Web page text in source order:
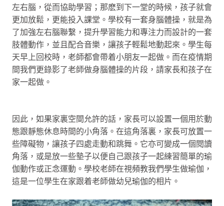
左右腦，從而協助學習；那麽到下一堂的時候，孩子就會
更加放鬆，更能投入課堂。學校有一套身腦體操，就是為
了加強左右腦聯繫，提升學習能力和專注力而設計的一套
肢體動作，並且配合音樂，讓孩子輕鬆地動起來。學生每
天早上回校時，老師都會帶着小朋友一起做。而在疫情期
間我們更錄影了老師做身腦體操的片段，請家長和孩子在
家一起做。
因此，如果家裏空間允許的話，家長可以設置一個用於動
態跟靜態休息時間的小角落。在這角落裏，家長可放置一
些障礙物，讓孩子四處走動和跳舞。它亦可變成一個閱讀
角落，或是放一些墊子以便自己跟孩子一起練習簡單的瑜
伽動作或正念運動。學校老師在視頻教我們學生做瑜伽，
這是一位學生在家跟着老師做幼兒瑜伽的相片。